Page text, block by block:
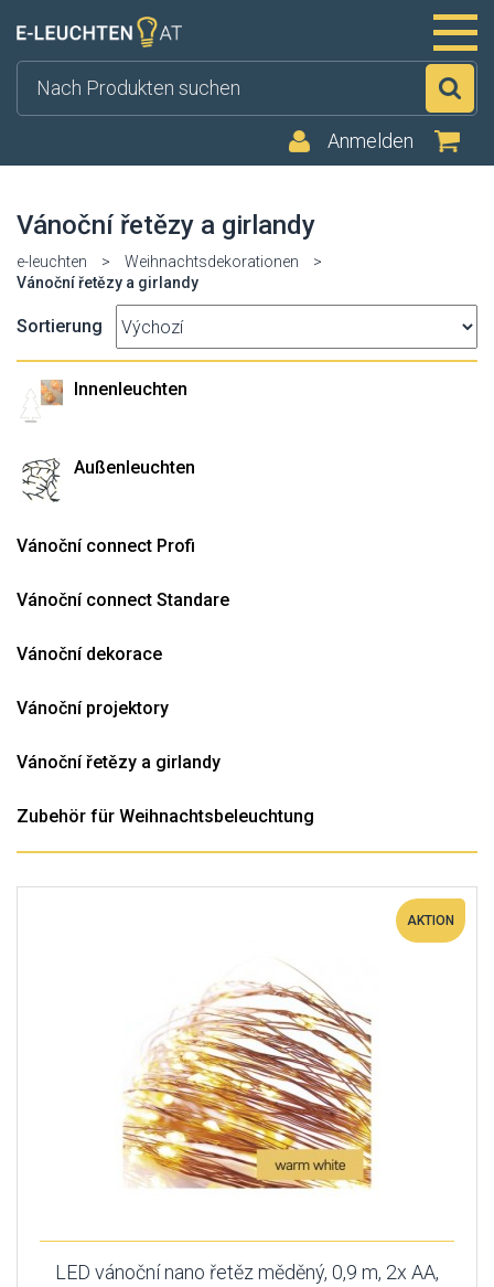
Anmelden
Vánoční řetězy a girlandy
e-leuchten > Weihnachtsdekorationen
>
Vánoční řetězy a girlandy
Sortierung
Innenleuchten
Außenleuchten
Vánoční connect Profi
Vánoční connect Standare
Vánoční dekorace
Vánoční projektory
Vánoční řetězy a girlandy
Zubehör für Weihnachtsbeleuchtung
AKTION
LED vánoční nano řetěz měděný, 0,9 m, 2x AA,